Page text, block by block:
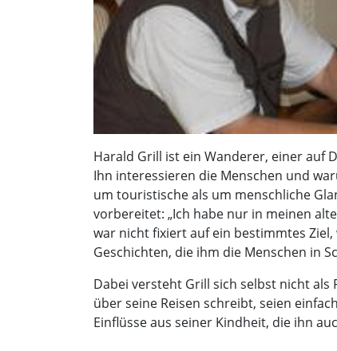
Harald Grill ist ein Wanderer, einer auf
Ihn interessieren die Menschen und
um touristische als um menschliche
vorbereitet: „Ich habe nur in meinen
war nicht fixiert auf ein bestimmtes
Geschichten, die ihm die Menschen in
Dabei versteht Grill sich selbst nicht als
über seine Reisen schreibt, seien
Einflüsse aus seiner Kindheit, die ihn